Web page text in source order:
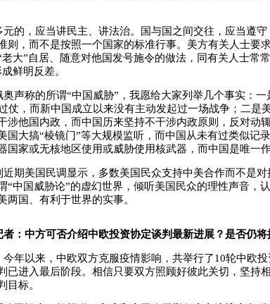
元的，应当讲民主、讲法治。国与国之间交往，应当遵
则，而不是按照一个国家的标准行事。美方有关人士要
大”自居、随意对他国发号施令的做法，同有关人士常
鲜明反差。
奥声称的所谓“中国威胁”，我愿给大家列举几个事实：
仗，而新中国成立以来没有主动发起过一场战争；二是
涉他国内政，而中国历来坚持不干涉内政原则，反对动
国大搞“棱镜门”等大规模监听，而中国从未有过类似记
国家或无核地区使用或威胁使用核武器，而中国是唯一
近期美国民调显示，多数美国民众支持中美合作而不是
“中国威胁论”的虚幻世界，倾听美国民众的理性声音，
两国、有利于世界的实事。
者：中方可否介绍中欧投资协定谈判最新进展？是否仍将
今年以来，中欧双方克服疫情影响，共举行了10轮中欧
已进入最后阶段。相信只要双方照顾好彼此关切，坚持
目标。